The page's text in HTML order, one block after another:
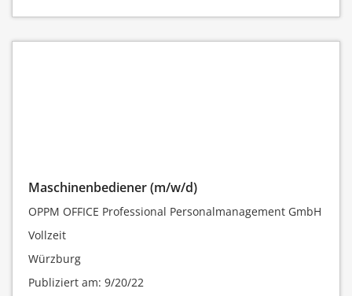
Maschinenbediener (m/w/d)
OPPM OFFICE Professional Personalmanagement GmbH
Vollzeit
Würzburg
Publiziert am: 9/20/22